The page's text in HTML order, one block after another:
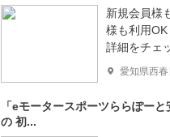
新規会員様
様も利用
詳細をチェ
愛知県西春日
「eモータースポーツららぽーと
の 初...